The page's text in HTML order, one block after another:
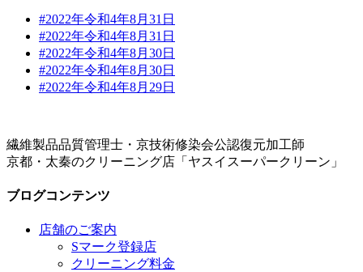
#2022年令和4年8月31日
#2022年令和4年8月31日
#2022年令和4年8月30日
#2022年令和4年8月30日
#2022年令和4年8月29日
繊維製品品質管理士・京技術修染会公認復元加工師
京都・太秦のクリーニング店「ヤスイスーパークリーン」
ブログコンテンツ
店舗のご案内
Sマーク登録店
クリーニング料金